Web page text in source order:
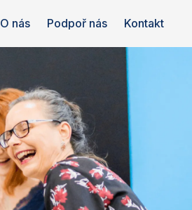
O nás Podpoř nás Kontakt